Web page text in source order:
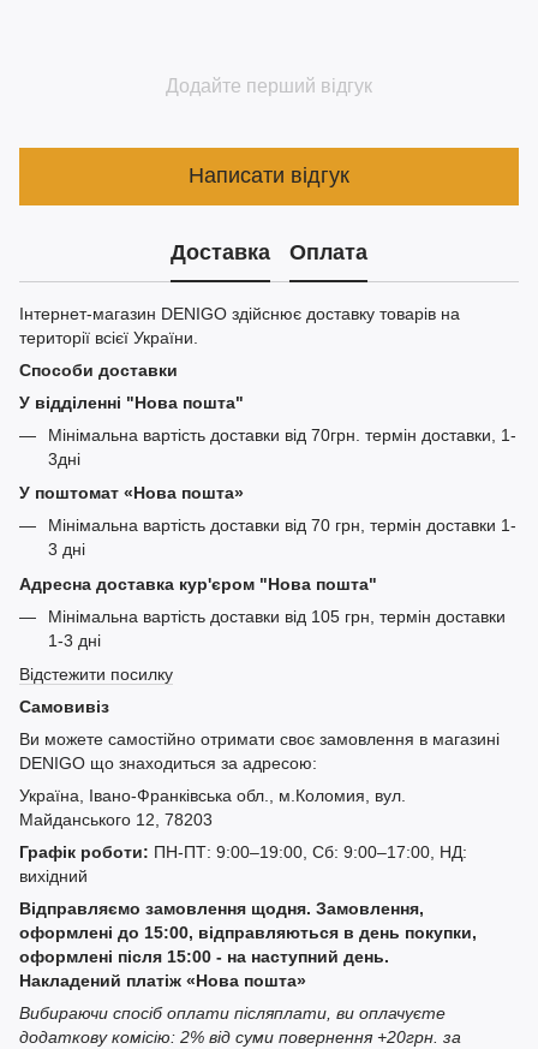
Додайте перший відгук
Написати відгук
Доставка Оплата
Інтернет-магазин DENIGO здійснює доставку товарів на
території всієї України.
Способи доставки
У відділенні "Нова пошта"
Мінімальна вартість доставки від 70грн. термін доставки, 1-
3дні
У поштомат «Нова пошта»
Мінімальна вартість доставки від 70 грн, термін доставки 1-
3 дні
Адресна доставка кур'єром "Нова пошта"
Мінімальна вартість доставки від 105 грн, термін доставки
1-3 дні
Відстежити посилку
Самовивіз
Ви можете самостійно отримати своє замовлення в магазині
DENIGO що знаходиться за адресою:
Україна, Івано-Франківська обл., м.Коломия, вул.
Майданського 12, 78203
Графік роботи: ПН-ПТ: 9:00–19:00, Сб: 9:00–17:00, НД:
вихідний
Відправляємо замовлення щодня. Замовлення,
оформлені до 15:00, відправляються в день покупки,
оформлені після 15:00 - на наступний день.
Накладений платіж «Нова пошта»
Вибираючи спосіб оплати післяплати, ви оплачуєте
додаткову комісію: 2% від суми повернення +20грн. за